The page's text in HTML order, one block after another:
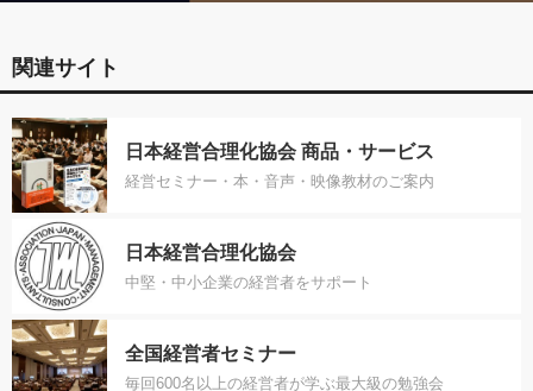
関連サイト
日本経営合理化協会 商品・サービス
経営セミナー・本・音声・映像教材のご案内
日本経営合理化協会
中堅・中小企業の経営者をサポート
全国経営者セミナー
毎回600名以上の経営者が学ぶ最大級の勉強会